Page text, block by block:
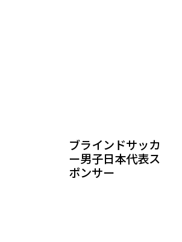
ブラインドサッカ
ー男子日本代表ス
ポンサー